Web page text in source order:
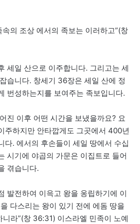
의 조상 에서의 족보는 이러하고”(창
세일 산으로 이주합니다. 그리고는 세
습니다. 창세기 36장은 세일 산에 정
번성하는지를 보여주는 족보입니다.
진 이후 어떤 시간을 보냈을까요? 요
주하지만 안타깝게도 그곳에서 400년
다. 에서의 후손들이 세일 땅에서 수십
시기에 야곱의 가문은 이집트로 들어
겪습니다.
발전하여 이윽고 왕을 옹립하기에 이
다스리는 왕이 있기 전에 에돔 땅을
라”(창 36:31) 이스라엘 민족이 노예